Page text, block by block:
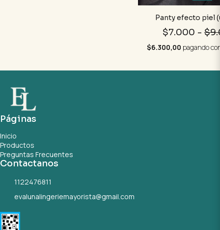
Panty efecto piel
$7.000 -
$6.300,00 pagando
Páginas
Inicio
Productos
Preguntas Frecuentes
Contactanos
1122476811
evalunalingeriemayorista@gmail.com